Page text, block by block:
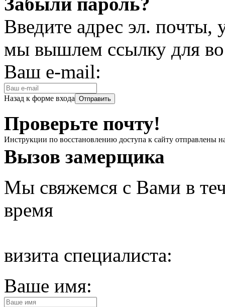
Введите адрес эл. почты,
мы вышлем ссылку для
Ваш e-mail:
Назад к форме входа
Проверьте почту!
Инструкции по восстановлению доступа к сайту отправлены
Вызов замерщика
Мы свяжемся с Вами в
время
визита специалиста:
Ваше имя: